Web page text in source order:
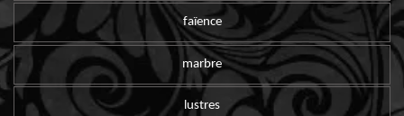
faïence
marbre
lustres